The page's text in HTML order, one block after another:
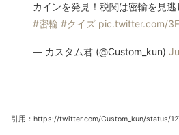
カインを発見！税関は密輸を見逃
#密輸 #クイズ pic.twitter.com/
— カスタム君 (@Custom_kun)
引用：https://twitter.com/Custom_kun/status/